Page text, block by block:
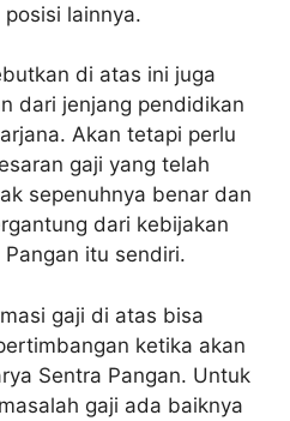
lainnya.
di atas ini juga
dari jenjang pendidikan
Akan tetapi perlu
gaji yang telah
sepenuhnya benar dan
dari kebijakan
itu sendiri.
gaji di atas bisa
ketika akan
Sentra Pangan. Untuk
gaji ada baiknya